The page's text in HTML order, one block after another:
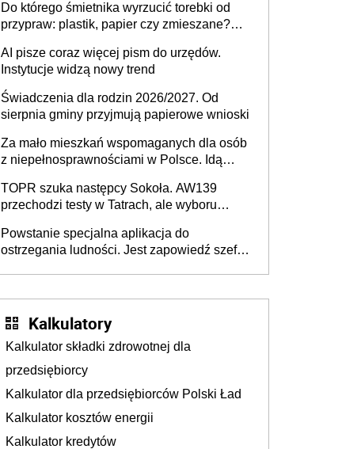
Do którego śmietnika wyrzucić torebki od
przypraw: plastik, papier czy zmieszane?
AI pisze coraz więcej pism do urzędów.
Instytucje widzą nowy trend
Świadczenia dla rodzin 2026/2027. Od
sierpnia gminy przyjmują papierowe wnioski
Za mało mieszkań wspomaganych dla osób
z niepełnosprawnościami w Polsce. Idą
TOPR szuka następcy Sokoła. AW139
przechodzi testy w Tatrach, ale wyboru
Powstanie specjalna aplikacja do
ostrzegania ludności. Jest zapowiedź szefa
Kalkulatory
Kalkulator składki zdrowotnej dla
przedsiębiorcy
Kalkulator dla przedsiębiorców Polski Ład
Kalkulator kosztów energii
Kalkulator kredytów